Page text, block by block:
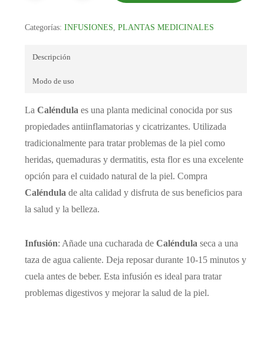
Categorías: INFUSIONES, PLANTAS MEDICINALES
Descripción
Modo de uso
La Caléndula es una planta medicinal conocida por sus
propiedades antiinflamatorias y cicatrizantes. Utilizada
tradicionalmente para tratar problemas de la piel como
heridas, quemaduras y dermatitis, esta flor es una excelente
opción para el cuidado natural de la piel. Compra
Caléndula de alta calidad y disfruta de sus beneficios para
la salud y la belleza.
Infusión: Añade una cucharada de Caléndula seca a una
taza de agua caliente. Deja reposar durante 10-15 minutos y
cuela antes de beber. Esta infusión es ideal para tratar
problemas digestivos y mejorar la salud de la piel.